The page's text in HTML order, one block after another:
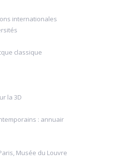
internationales
classique
la 3D
: annuair
Musée du Louvre